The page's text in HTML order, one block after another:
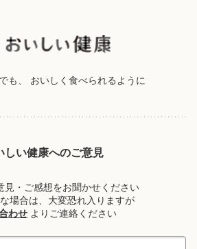
も、 おいしく食べられるように
しい健康へのご意見
見・ご感想をお聞かせください
場合は、大変恐れ入りますが
わせ よりご連絡ください